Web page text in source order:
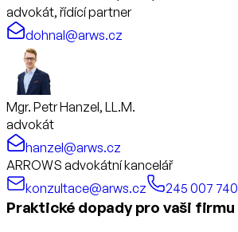
advokát, řídící partner
dohnal@arws.cz
Mgr. Petr Hanzel, LL.M.
advokát
hanzel@arws.cz
ARROWS advokátní kancelář
konzultace@arws.cz
245 007 740
Praktické dopady pro vaši firmu